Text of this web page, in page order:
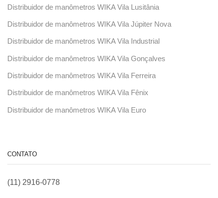
Distribuidor de manômetros WIKA Vila Lusitânia
Distribuidor de manômetros WIKA Vila Júpiter Nova
Distribuidor de manômetros WIKA Vila Industrial
Distribuidor de manômetros WIKA Vila Gonçalves
Distribuidor de manômetros WIKA Vila Ferreira
Distribuidor de manômetros WIKA Vila Fênix
Distribuidor de manômetros WIKA Vila Euro
CONTATO
(11) 2916-0778